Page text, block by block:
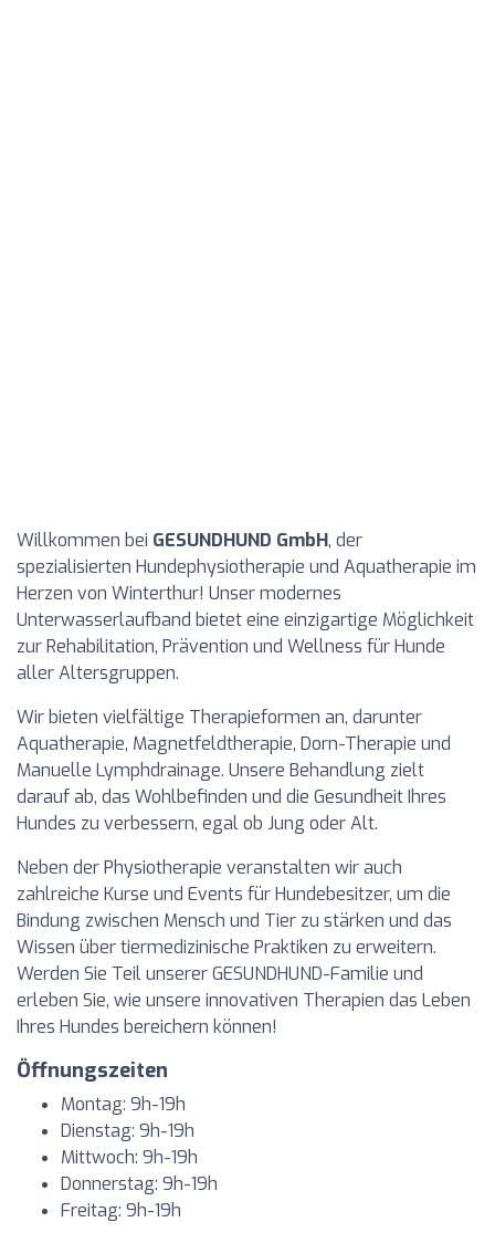
Willkommen bei GESUNDHUND GmbH, der
spezialisierten Hundephysiotherapie und Aquatherapie im
Herzen von Winterthur! Unser modernes
Unterwasserlaufband bietet eine einzigartige Möglichkeit
zur Rehabilitation, Prävention und Wellness für Hunde
aller Altersgruppen.
Wir bieten vielfältige Therapieformen an, darunter
Aquatherapie, Magnetfeldtherapie, Dorn-Therapie und
Manuelle Lymphdrainage. Unsere Behandlung zielt
darauf ab, das Wohlbefinden und die Gesundheit Ihres
Hundes zu verbessern, egal ob Jung oder Alt.
Neben der Physiotherapie veranstalten wir auch
zahlreiche Kurse und Events für Hundebesitzer, um die
Bindung zwischen Mensch und Tier zu stärken und das
Wissen über tiermedizinische Praktiken zu erweitern.
Werden Sie Teil unserer GESUNDHUND-Familie und
erleben Sie, wie unsere innovativen Therapien das Leben
Ihres Hundes bereichern können!
Öffnungszeiten
Montag: 9h-19h
Dienstag: 9h-19h
Mittwoch: 9h-19h
Donnerstag: 9h-19h
Freitag: 9h-19h